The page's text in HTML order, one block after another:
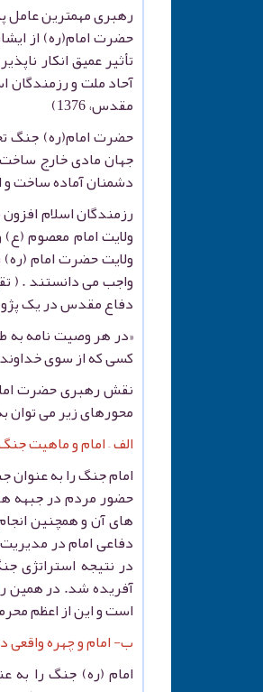
رهبری مهمترین
حضرت امام(ره) از
تأثیر عمیق انکار
آحاد ملت و رزمندگان
مقدس، 1376)
حضرت امام(ره) جنگ
جهان مادی خارج ساخت
دشمنان آماده ساخت و
رزمندگان اسلام
ولایت امام معصوم
ولایت حضرت امام (ره)
دفاع مقدس در یک
«در هر وصیت نامه به
کسی که از سوی خداوند
نقش رهبری حضرت
محورهای زیر می توان
الف – امام و ماهیت
امام جنگ را به عنوان
حضور مردم در جبهه
های آن و همچنین
دفاعی امام در
در نتیجه استراتژی
آفریده شد. در همین
است و این از اعظم
ب- امام و چهره
امام (ره) جنگ را به